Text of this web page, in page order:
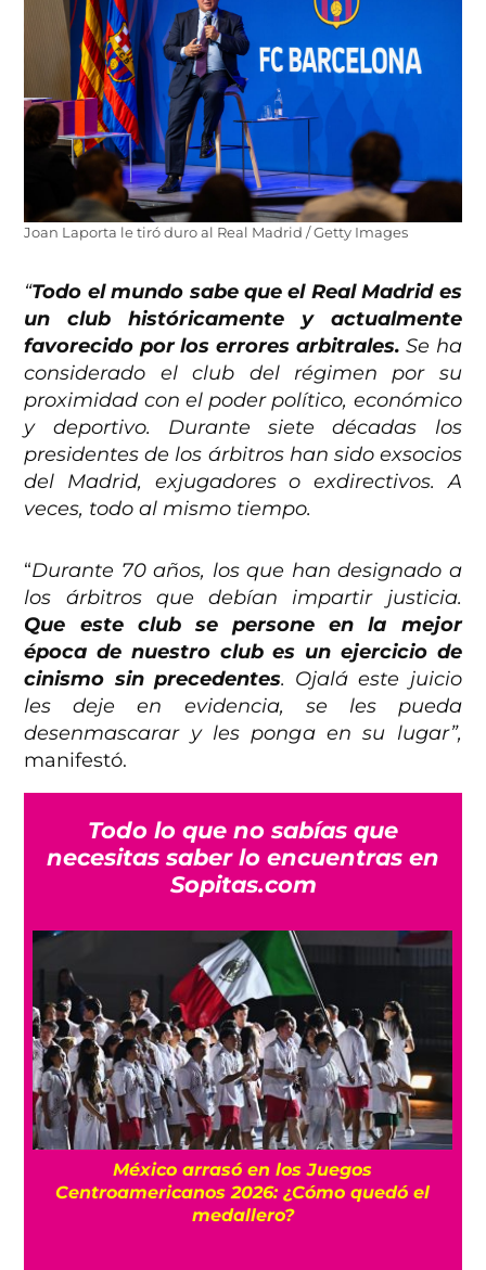
Joan Laporta le tiró duro al Real Madrid / Getty Images
“Todo el mundo sabe que el Real Madrid es
un club históricamente y actualmente
favorecido por los errores arbitrales. Se ha
considerado el club del régimen por su
proximidad con el poder político, económico
y deportivo. Durante siete décadas los
presidentes de los árbitros han sido exsocios
del Madrid, exjugadores o exdirectivos. A
veces, todo al mismo tiempo.
“Durante 70 años, los que han designado a
los árbitros que debían impartir justicia.
Que este club se persone en la mejor
época de nuestro club es un ejercicio de
cinismo sin precedentes. Ojalá este juicio
les deje en evidencia, se les pueda
desenmascarar y les ponga en su lugar”,
manifestó.
Todo lo que no sabías que
necesitas saber lo encuentras en
Sopitas.com
México arrasó en los Juegos
Centroamericanos 2026: ¿Cómo quedó el
medallero?